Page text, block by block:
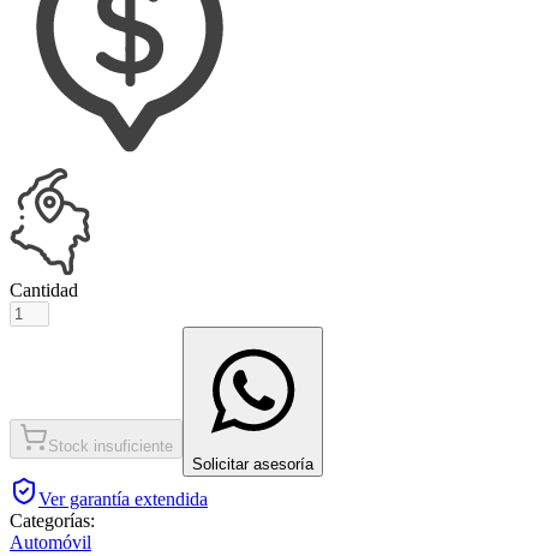
Cantidad
Stock insuficiente
Solicitar asesoría
Ver garantía extendida
Categorías:
Automóvil